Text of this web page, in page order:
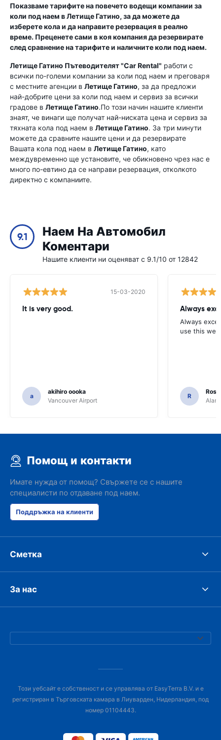
Показваме тарифите на повечето водещи компании за
коли под наем вЛетище Гатино, за да можете да
изберете кола и да направите резервация в реално
време. Преценете сами в коя компания да резервирате
след сравнение на тарифите и наличните коли под наем.
Летище Гатино Пътеводителят "Car Rental" работи с
всички по-големи компании за коли под наем и преговаря
с местните агенции в Летище Гатино, за да предложи
най-добрите цени за коли под наем и сервиз за всички
градове в Летище Гатино.По този начин нашите клиенти
знаят, че винаги ще получат най-ниската цена и сервиз за
тяхната кола под наем в Летище Гатино. За три минути
можете да сравните нашите цени и да резервирате
Вашата кола под наем в Летище Гатино, като
междувременно ще установите, че обикновено чрез нас е
много по-евтино да се направи резервация, отколкото
директно с компаниите.
9.1
Наем На Автомобил
Коментари
Нашите клиенти ни оценяват с 9.1/10 от 12842
15-03-2020
It is very good.
a
akihiro oooka
Vancouver Airport
Always
Always
use this
R
Помощ и контакти
Имате нужда от помощ? Свържете се с нашите
специалисти по отдаване под наем.
Поддръжка на клиенти
Сметка
За нас
Този уебсайт е собственост и се управлява от EasyTerra B.V. и е
регистриран в Търговската камара в Лиуварден, Нидерландия, под
номер 01104443.